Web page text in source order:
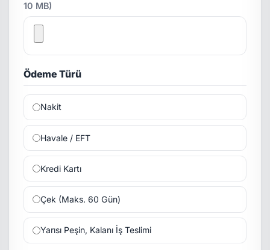
10 MB)
Ödeme Türü
Nakit
Havale / EFT
Kredi Kartı
Çek (Maks. 60 Gün)
Yarısı Peşin, Kalanı İş Teslimi